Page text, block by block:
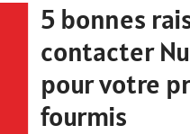
5 bonnes
contacter
pour votre
fourmis